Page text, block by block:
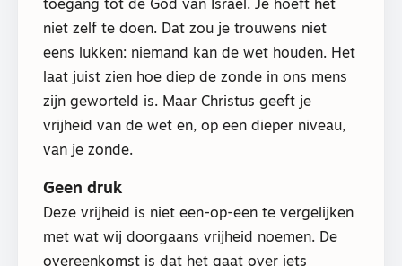
toegang tot de God van Israël. Je hoeft het
niet zelf te doen. Dat zou je trouwens niet
eens lukken: niemand kan de wet houden. Het
laat juist zien hoe diep de zonde in ons mens
zijn geworteld is. Maar Christus geeft je
vrijheid van de wet en, op een dieper niveau,
van je zonde.
Geen druk
Deze vrijheid is niet een-op-een te vergelijken
met wat wij doorgaans vrijheid noemen. De
overeenkomst is dat het gaat over iets